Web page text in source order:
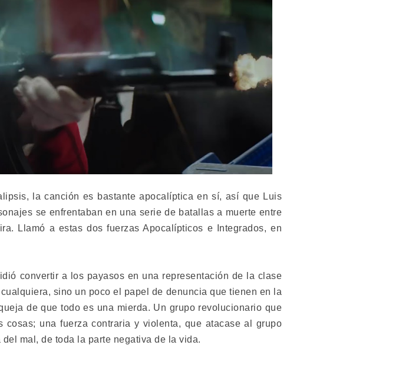
la canción es bastante apocalíptica en sí, así que Luis
se enfrentaban en una serie de batallas a muerte entre
Llamó a estas dos fuerzas Apocalípticos e Integrados, en
convertir a los payasos en una representación de la clase
sino un poco el papel de denuncia que tienen en la
de que todo es una mierda. Un grupo revolucionario que
una fuerza contraria y violenta, que atacase al grupo
mal, de toda la parte negativa de la vida.